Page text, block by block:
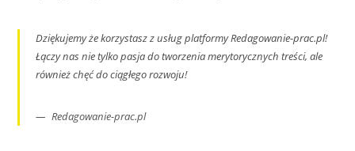
Dziękujemy że korzystasz z usług platformy Redagowanie-prac.pl!
Łączy nas nie tylko pasja do tworzenia merytorycznych treści, ale
również chęć do ciągłego rozwoju!
Redagowanie-prac.pl